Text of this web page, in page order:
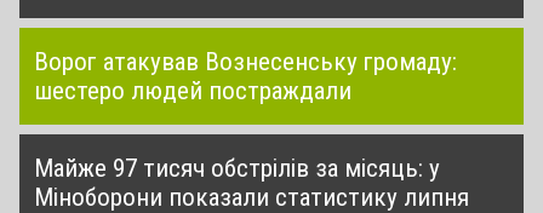
Ворог атакував Вознесенську громаду:
шестеро людей постраждали
Майже 97 тисяч обстрілів за місяць: у
Міноборони показали статистику липня